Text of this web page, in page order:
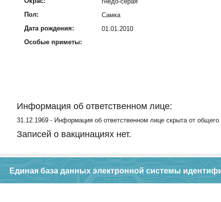
Пол:
Самка
Дата рождения:
01.01.2010
Особые приметы:
Информация об ответственном лице:
31.12.1969 - Информация об ответственном лице скрыта от общего
Записей о вакцинациях нет.
Единая база данных электронной системы